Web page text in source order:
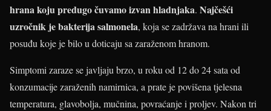
hrana koju predugo čuvamo izvan hladnjaka. Najčešći
uzročnik je bakterija salmonela, koja se zadržava na hrani ili
posuđu koje je bilo u doticaju sa zaraženom hranom.
Simptomi zaraze se javljaju brzo, u roku od 12 do 24 sata od
konzumacije zaraženih namirnica, a prate je povišena tjelesna
temperatura, glavobolja, mučnina, povraćanje i proljev. Nakon tri